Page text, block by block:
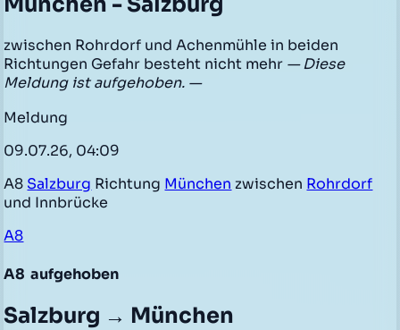
zwischen Rohrdorf und Achenmühle in beiden
Richtungen Gefahr besteht nicht mehr — Diese
Meldung ist aufgehoben. —
Meldung
09.07.26, 04:09
A8 Salzburg Richtung München zwischen Rohrdorf
und Innbrücke
A8
A8 aufgehoben
Salzburg → München